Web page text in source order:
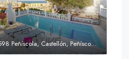
C. Guatemala, 6, 12598 Peñíscola, Castellón, Peñíscola, Communauté valencienne